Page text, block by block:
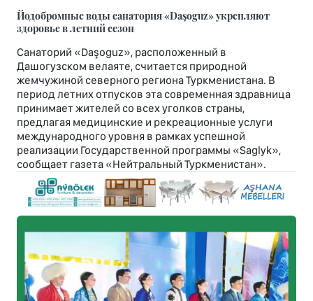
Йодобромные воды санатория «Daşoguz» укрепляют
здоровье в летний сезон
Санаторий «Daşoguz», расположенный в
Дашогузском велаяте, считается природной
жемчужиной северного региона Туркменистана. В
период летних отпусков эта современная здравница
принимает жителей со всех уголков страны,
предлагая медицинские и рекреационные услуги
международного уровня в рамках успешной
реализации Государственной программы «Saglyk»,
сообщает газета «Нейтральный Туркменистан».